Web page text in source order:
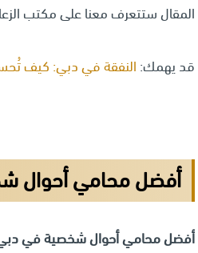
المقال ستتعرف معنا على مكتب
قد يهمك: النفقة في دبي: كيف
أفضل محامي أحوال
أفضل محامي أحوال شخصية في